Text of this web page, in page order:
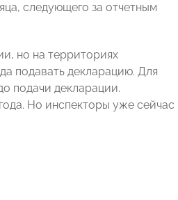
следующего за отчетным
но на территориях
подавать декларацию. Для
подачи декларации.
Но инспекторы уже сейчас